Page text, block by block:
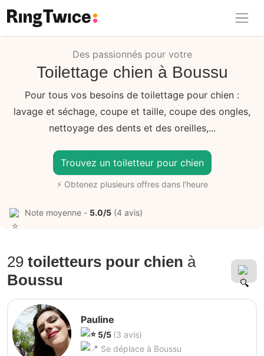
Ring Twice
Des passionnés pour votre
Toilettage chien à Boussu
Pour tous vos besoins de toilettage pour chien :
lavage et séchage, coupe et taille, coupe des ongles,
nettoyage des dents et des oreilles,...
Trouvez un toiletteur pour chien
⚡ Obtenez plusieurs offres dans l’heure
Note moyenne - 5.0/5 (4 avis)
29 toiletteurs pour chien à
Boussu
Pauline
5/5 (3 avis)
Se déplace à Boussu